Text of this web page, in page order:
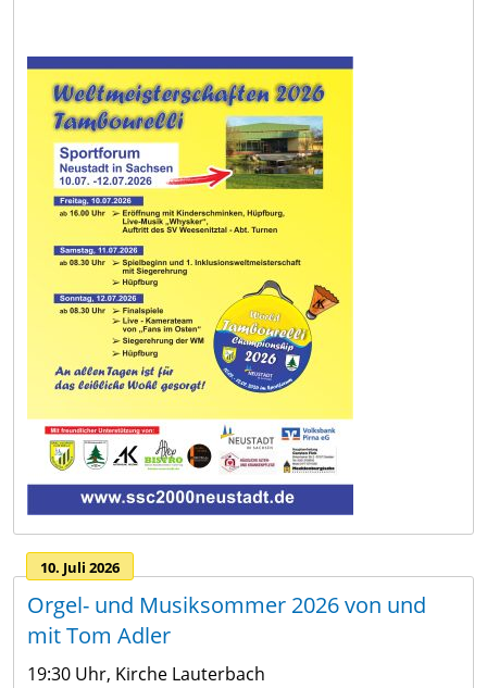
10. Juli 2026
Orgel- und Musiksommer 2026 von und
mit Tom Adler
19:30 Uhr, Kirche Lauterbach